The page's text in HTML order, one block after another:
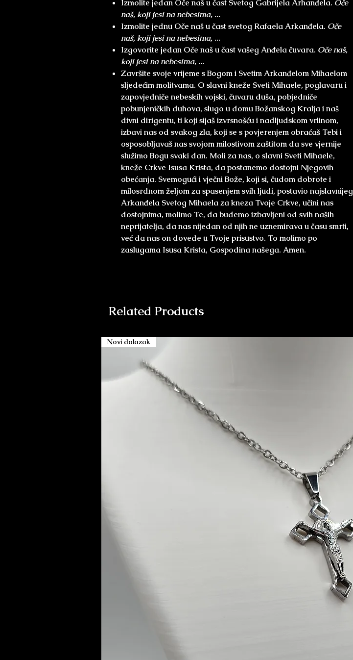
Izmolite jedan Oče naš u čast Svetog Gabrijela Arhanđela. Oče
naš, koji jesi na nebesima, ...
Izmolite jednu Oče naš u čast svetog Rafaela Arkanđela. Oče
naš, koji jesi na nebesima, ...
Izgovorite jedan Oče naš u čast vašeg Anđela čuvara. Oče naš,
koji jesi na nebesima, ...
Završite svoje vrijeme s Bogom i Svetim Arkanđelom Mihaelom
sljedećim molitvama. O slavni kneže Sveti Mihaele, poglavaru i
zapovjedniče nebeskih vojski, čuvaru duša, pobjedniče
pobunjeničkih duhova, slugo u domu Božanskog Kralja i naš
divni dirigentu, ti koji sijaš izvrsnošću i nadljudskom vrlinom,
izbavi nas od svakog zla, koji se s povjerenjem obraćaš Tebi i
osposobljavaš nas svojom milostivom zaštitom da sve vjernije
služimo Bogu svaki dan. Moli za nas, o slavni Sveti Mihaele,
kneže Crkve Isusa Krista, da postanemo dostojni Njegovih
obećanja. Svemogući i vječni Bože, koji si, čudom dobrote i
milosrdnom željom za spasenjem svih ljudi, postavio najslavnijeg
Arkanđela Svetog Mihaela za kneza Tvoje Crkve, učini nas
dostojnima, molimo Te, da budemo izbavljeni od svih naših
neprijatelja, da nas nijedan od njih ne uznemirava u času smrti,
već da nas on dovede u Tvoje prisustvo. To molimo po
zaslugama Isusa Krista, Gospodina našega. Amen.
Related Products
Novi dolazak